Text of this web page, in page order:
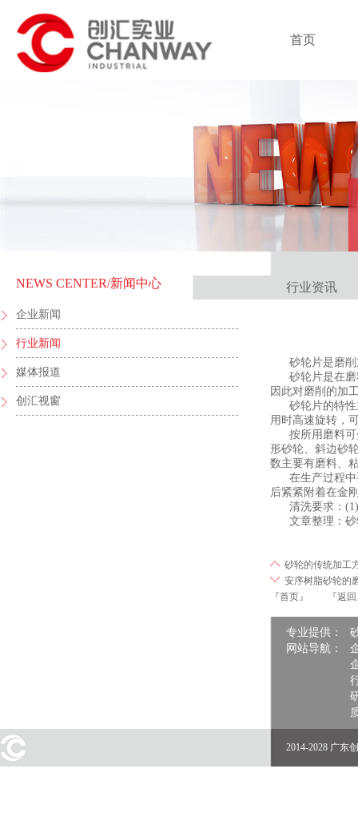
首页
NEWS CENTER/新闻中心
企业新闻
行业新闻
媒体报道
创汇视窗
行业资讯
砂轮片是磨削
砂轮片是在磨
因此对磨削的加
砂轮片的特性
用时高速旋转，
按所用磨料可
形砂轮、斜边砂
数主要有磨料、
在生产过程中
后紧紧附着在金
清洗要求：(1)
文章整理：砂轮
砂轮的传统加工
安序树脂砂轮的
『首页』
『返
专业提供：
网站导航：
2014-2028 广东